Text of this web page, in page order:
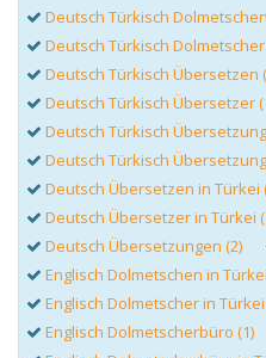
Deutsch Türkisch
Deutsch Türkisch Dolmetscher
Deutsch Türkisch Übersetzen
Deutsch Türkisch Übersetzer
Deutsch Türkisch
Deutsch Türkisch
Deutsch Übersetzen in Türkei
Deutsch Übersetzer in Türkei
Deutsch Übersetzungen (2)
Englisch Dolmetschen in
Englisch Dolmetscher in Türkei
Englisch Dolmetscherbüro (1)